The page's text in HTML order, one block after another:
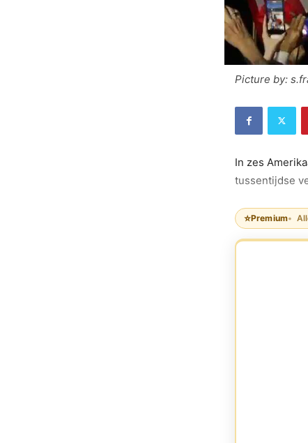
Picture by:
In zes
tussentijdse
⭐Premium